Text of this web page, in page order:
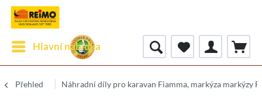
Hlavní nabídka
Přehled Náhradní díly pro karavan Fiamma, markýza markýzy